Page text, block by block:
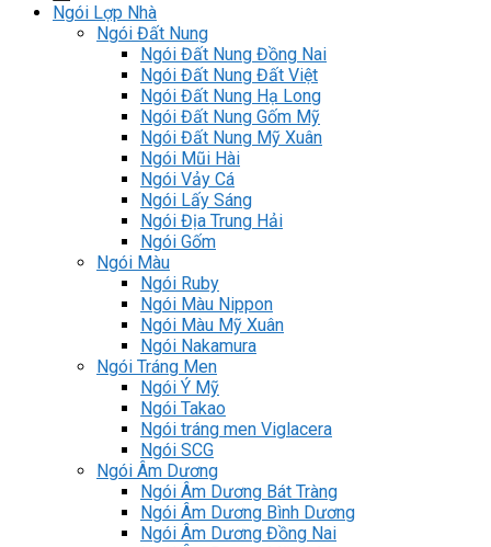
Ngói Lợp Nhà
Ngói Đất Nung
Ngói Đất Nung Đồng Nai
Ngói Đất Nung Đất Việt
Ngói Đất Nung Hạ Long
Ngói Đất Nung Gốm Mỹ
Ngói Đất Nung Mỹ Xuân
Ngói Mũi Hài
Ngói Vảy Cá
Ngói Lấy Sáng
Ngói Địa Trung Hải
Ngói Gốm
Ngói Màu
Ngói Ruby
Ngói Màu Nippon
Ngói Màu Mỹ Xuân
Ngói Nakamura
Ngói Tráng Men
Ngói Ý Mỹ
Ngói Takao
Ngói tráng men Viglacera
Ngói SCG
Ngói Âm Dương
Ngói Âm Dương Bát Tràng
Ngói Âm Dương Bình Dương
Ngói Âm Dương Đồng Nai